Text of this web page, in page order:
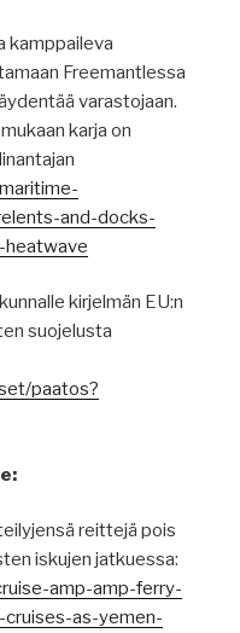
kamppaileva
Freemantlessa
varastojaan.
karja on
and-docks-
heatwave
kirjelmän EU:n
suojelusta
paatos?
reittejä pois
iskujen jatkuessa:
amp-amp-ferry-
as-yemen-